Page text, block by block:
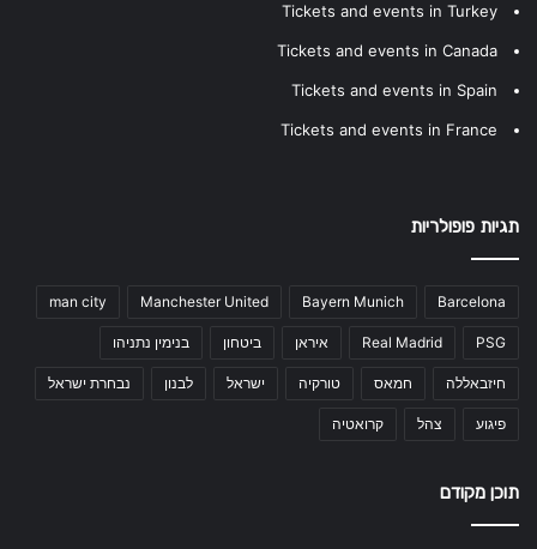
Tickets and events in Turkey
Tickets and events in Canada
Tickets and events in Spain
Tickets and events in France
תגיות פופולריות
Barcelona
Bayern Munich
Manchester United
man city
PSG
Real Madrid איראן ביטחון בנימין נתניהו
חיזבאללה חמאס טורקיה ישראל לבנון נבחרת ישראל
פיגוע צהל קרואטיה
תוכן מקודם